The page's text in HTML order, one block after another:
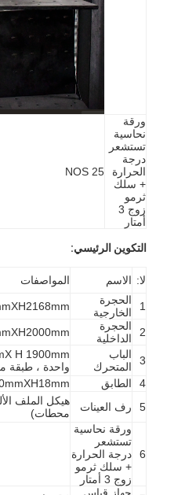
جولة في المصنع
مراقبة الجودة
اتصل بنا
أخبار
مدونة
أجهزة اختبار الأجهزة الكهربائية
مختبر كفاءة الطاقة
معدات اختبار المركبات
بطارية اختبار المعدات
معدات الاختبار للمختبر
تبديل اختبار الحياة
الصمام معدات الاختبار
ورقة
نحاسية
تستشعر
درجة
الحرارة
+ سلك
ثرمو
زوج 3
أمتار
25 NOS
التكوين الرئيسي:
لا: الاسم المواصفات
1
الحجرة
الخارجية
2
الحجرة
الداخلية
3
الباب
المتحرك
واحدة ، طبقة
4
الطابق
5
رف العينات
هيكل الملف
محطات)
6
ورقة نحاسية
تستشعر
درجة الحرارة
+ سلك ثرمو
زوج 3 أمتار